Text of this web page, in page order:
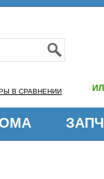
В СРАВНЕНИИ